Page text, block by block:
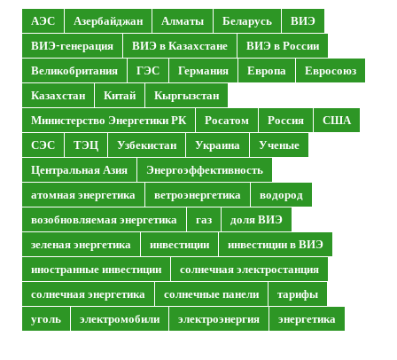
АЭС Азербайджан Алматы Беларусь
ВИЭ
ВИЭ-генерация
ВИЭ в Казахстане
ВИЭ в России
Великобритания
ГЭС Германия Европа
Евросоюз
Казахстан
Китай
Кыргызстан
Министерство Энергетики РК
Росатом Россия
США
СЭС
ТЭЦ Узбекистан Украина
Ученые
Центральная Азия
Энергоэффективность
атомная энергетика
ветроэнергетика
водород
возобновляемая энергетика
газ
доля ВИЭ
зеленая энергетика
инвестиции
инвестиции в ВИЭ
иностранные инвестиции
солнечная электростанция
солнечная энергетика
солнечные панели
тарифы
уголь
электромобили электроэнергия энергетика